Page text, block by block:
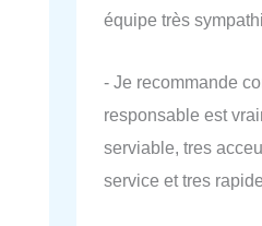
équipe très
- Je recommande
responsable est
serviable, tres
service et tres